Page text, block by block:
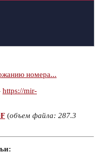
номера...
https://mir-
(объем файла: 287.3